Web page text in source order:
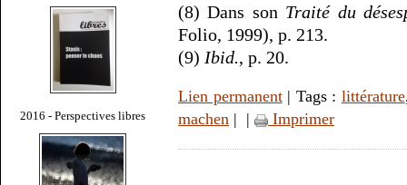
2016 - Perspectives libres
(8) Dans son Traité du
Folio, 1999), p. 213.
(9) Ibid., p. 20.
Lien permanent| Tags : littérature
machen | | Imprimer